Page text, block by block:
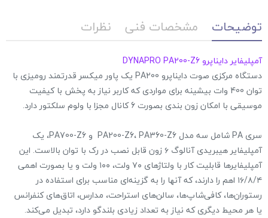
توضیحات مشخصات فنی نظرات
آمپلیفایر دایناپرو DYNAPRO PA200-Z6
دستگاه مرکزی صوت دایناپرو PA200 یک پاور میکسر قدرتمند رومیزی با
توان 400 وات بیشینه برای مواردی که کاربر نیاز به پخش با کیفیت
موسیقی با امکان زون بندی بصورت 6 کانال مجزا با ولوم سلکتور دارد.
سری PA شامل سه مدل PA200-Z6، PA360-Z6 و PA700-Z6، یک
آمپلیفایر هیبریدی آنالوگ ۶ زون قابل نصب در رک با توان بالاست. این
آمپلیفایر‌ها قابلیت کار با ولتاژهای ۷۰ ولت، ۱۰۰ ولت و یا بصورت اهمی
۱۶/۸/۴ اهم را دارند، که آنها را به گزینه‌ای مناسب برای استفاده در
رستوران‌ها، کافی‌شاپ‌ها، سالن‌های استراحت، مدارس، اتاق‌های کنفرانس
یا هر محیط دیگری که نیاز به تعداد زیادی بلندگو دارد، تبدیل می‌کند.